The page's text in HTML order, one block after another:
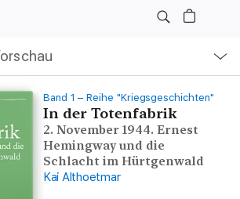
Band 1 – Reihe "Kriegsgeschichten"
In der Totenfabrik
2. November 1944. Ernest
Hemingway und die
Schlacht im Hürtgenwald
Kai Althoetmar